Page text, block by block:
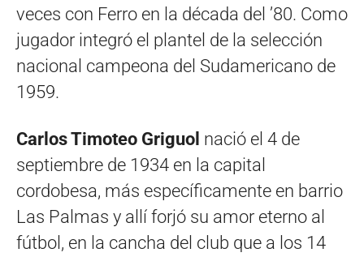
veces con Ferro en la década del ’80. Como
jugador integró el plantel de la selección
nacional campeona del Sudamericano de
1959.
Carlos Timoteo Griguol nació el 4 de
septiembre de 1934 en la capital
cordobesa, más específicamente en barrio
Las Palmas y allí forjó su amor eterno al
fútbol, en la cancha del club que a los 14